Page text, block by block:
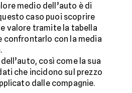
medio dell’auto è di
caso puoi scoprire
valore tramite la tabella
con la media
così come la sua
che incidono sul prezzo
dalle compagnie.